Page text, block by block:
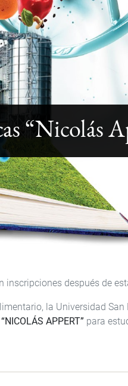
“Nicolás
inscripciones después de
la Universidad San
APPERT” para